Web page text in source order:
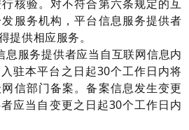
核验。对不符合第六条规定的互
服务机构，平台信息服务提供者
提供相应服务。
息服务提供者应当自互联网信息内
驻本平台之日起30个工作日内将
信部门备案。备案信息发生变更
应当自变更之日起30个工作日内